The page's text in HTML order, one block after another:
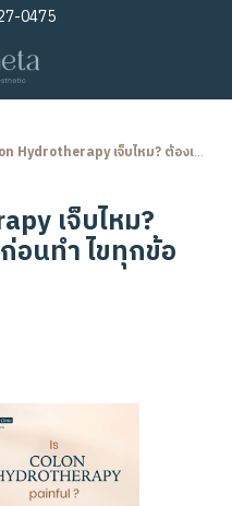
0475
เจ็บไหม? ต้องเตรียมตัวอย่างไรก่อนทำ ไขทุกข้อสงสัยก่อนไปล้างลำไส้
เจ็บไหม?
อนทำ ไขทุกข้อ